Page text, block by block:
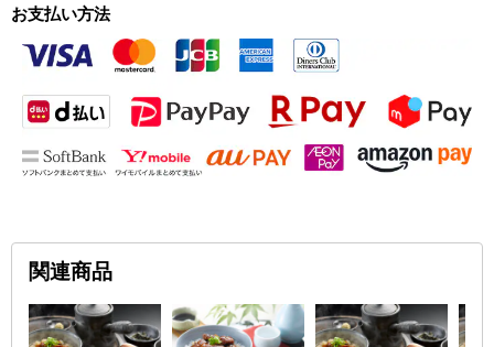
お支払い方法
関連商品